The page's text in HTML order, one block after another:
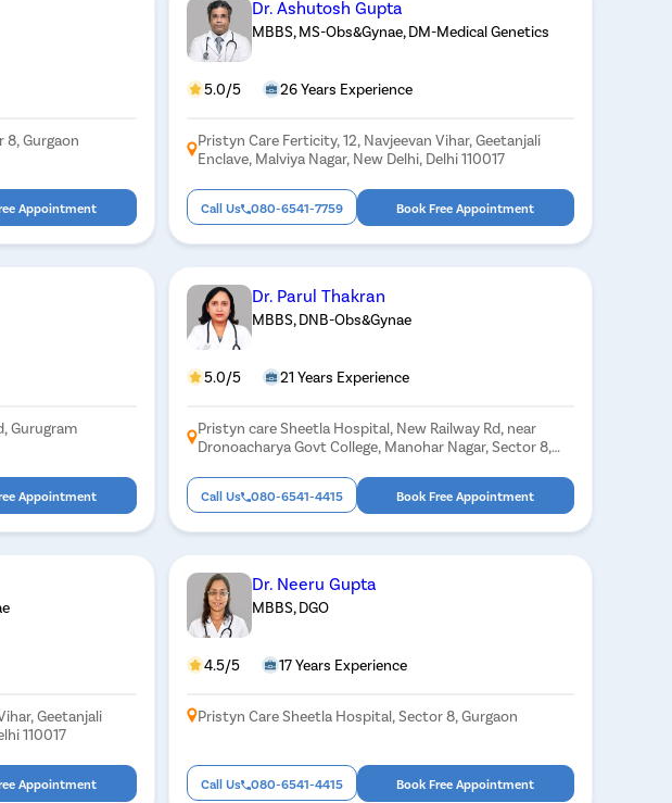
8, Gurgaon
Appointment
Dr. Ashutosh Gupta
MBBS, MS-Obs&Gynae, DM-Medical Genetics
5.0/5 26 Years Experience
Pristyn Care Ferticity, 12, Navjeevan Vihar, Geetanjali
Enclave, Malviya Nagar, New Delhi, Delhi 110017
Call Us 080-6541-7759 Book Free Appointment
Gurugram
Appointment
Dr. Parul Thakran
MBBS, DNB-Obs&Gynae
5.0/5 21 Years Experience
Pristyn care Sheetla Hospital, New Railway Rd, near
Dronoacharya Govt College, Manohar Nagar, Sector 8,
Call Us 080-6541-4415 Book Free Appointment
Geetanjali
110017
Appointment
Dr. Neeru Gupta
MBBS, DGO
4.5/5 17 Years Experience
Pristyn Care Sheetla Hospital, Sector 8, Gurgaon
Call Us 080-6541-4415 Book Free Appointment